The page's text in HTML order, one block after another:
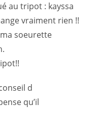
au tripot : kayssa
vraiment rien !!
soeurette
d
qu’il